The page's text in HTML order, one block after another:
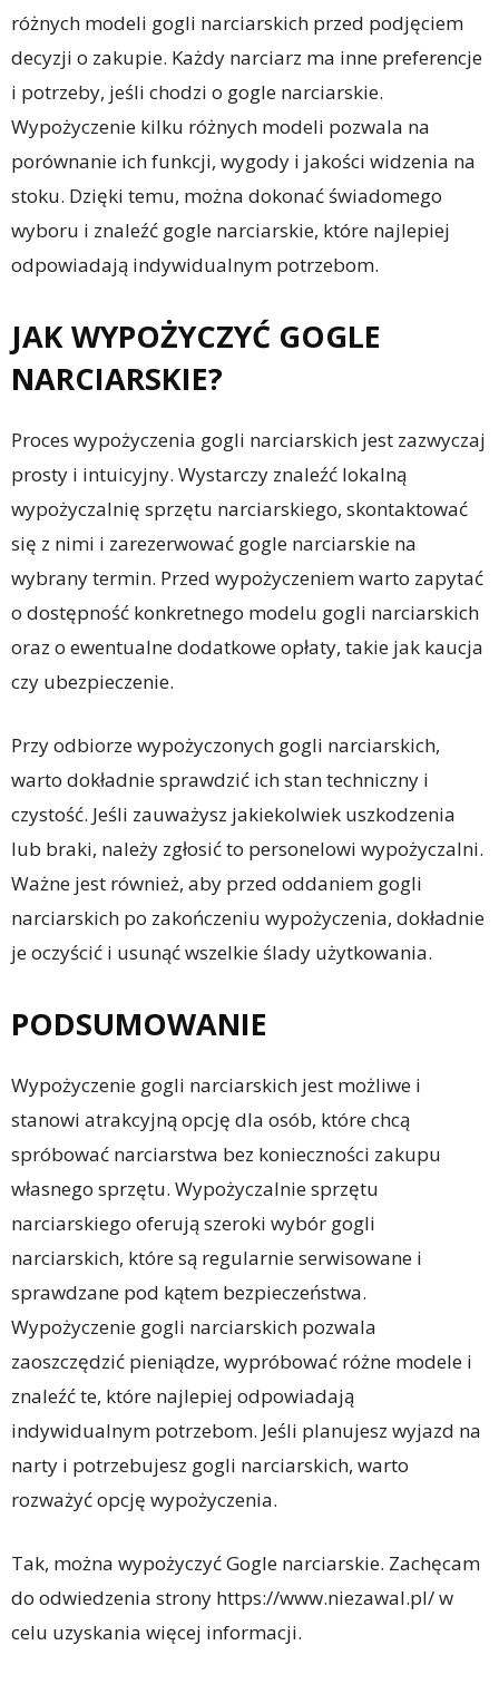
różnych modeli gogli narciarskich przed podjęciem
decyzji o zakupie. Każdy narciarz ma inne preferencje
i potrzeby, jeśli chodzi o gogle narciarskie.
Wypożyczenie kilku różnych modeli pozwala na
porównanie ich funkcji, wygody i jakości widzenia na
stoku. Dzięki temu, można dokonać świadomego
wyboru i znaleźć gogle narciarskie, które najlepiej
odpowiadają indywidualnym potrzebom.
JAK WYPOŻYCZYĆ GOGLE
NARCIARSKIE?
Proces wypożyczenia gogli narciarskich jest zazwyczaj
prosty i intuicyjny. Wystarczy znaleźć lokalną
wypożyczalnię sprzętu narciarskiego, skontaktować
się z nimi i zarezerwować gogle narciarskie na
wybrany termin. Przed wypożyczeniem warto zapytać
o dostępność konkretnego modelu gogli narciarskich
oraz o ewentualne dodatkowe opłaty, takie jak kaucja
czy ubezpieczenie.
Przy odbiorze wypożyczonych gogli narciarskich,
warto dokładnie sprawdzić ich stan techniczny i
czystość. Jeśli zauważysz jakiekolwiek uszkodzenia
lub braki, należy zgłosić to personelowi wypożyczalni.
Ważne jest również, aby przed oddaniem gogli
narciarskich po zakończeniu wypożyczenia, dokładnie
je oczyścić i usunąć wszelkie ślady użytkowania.
PODSUMOWANIE
Wypożyczenie gogli narciarskich jest możliwe i
stanowi atrakcyjną opcję dla osób, które chcą
spróbować narciarstwa bez konieczności zakupu
własnego sprzętu. Wypożyczalnie sprzętu
narciarskiego oferują szeroki wybór gogli
narciarskich, które są regularnie serwisowane i
sprawdzane pod kątem bezpieczeństwa.
Wypożyczenie gogli narciarskich pozwala
zaoszczędzić pieniądze, wypróbować różne modele i
znaleźć te, które najlepiej odpowiadają
indywidualnym potrzebom. Jeśli planujesz wyjazd na
narty i potrzebujesz gogli narciarskich, warto
rozważyć opcję wypożyczenia.
Tak, można wypożyczyć Gogle narciarskie. Zachęcam
do odwiedzenia strony https://www.niezawal.pl/ w
celu uzyskania więcej informacji.